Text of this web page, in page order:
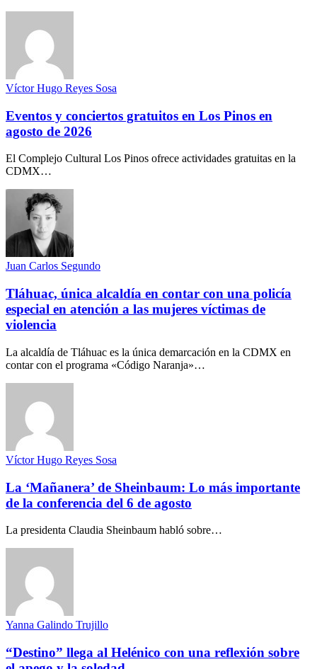
Víctor Hugo Reyes Sosa
Eventos y conciertos gratuitos en Los Pinos en
agosto de 2026
El Complejo Cultural Los Pinos ofrece actividades gratuitas en la
CDMX…
Juan Carlos Segundo
Tláhuac, única alcaldía en contar con una policía
especial en atención a las mujeres víctimas de
violencia
La alcaldía de Tláhuac es la única demarcación en la CDMX en
contar con el programa «Código Naranja»…
Víctor Hugo Reyes Sosa
La ‘Mañanera’ de Sheinbaum: Lo más importante
de la conferencia del 6 de agosto
La presidenta Claudia Sheinbaum habló sobre…
Yanna Galindo Trujillo
“Destino” llega al Helénico con una reflexión sobre